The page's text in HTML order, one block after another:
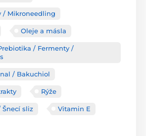
/ Mikroneedling
Oleje a másla
/ Fermenty /
/ Bakuchiol
Rýže
Šnecí sliz Vitamin E